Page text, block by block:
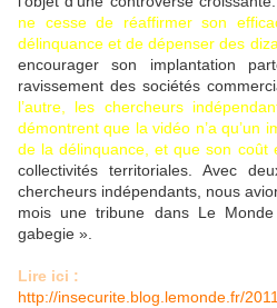
ne cesse de réaffirmer son
délinquance et de dépenser des
encourager son implantation
ravissement des sociétés
l’autre, les chercheurs
démontrent que la vidéo n’a qu’un
de la délinquance, et que son coût
collectivités territoriales. Avec
chercheurs indépendants, nous
mois une tribune dans Le
gabegie ».
Lire ici :
http://insecurite.blog.lemonde.fr/